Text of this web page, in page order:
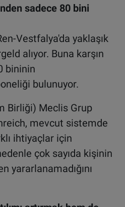
sadece 80 bini
Vestfalya'da yaklaşık
alıyor. Buna karşın
bininin
bulunuyor.
Birliği) Meclis Grup
mevcut sistemde
ihtiyaçlar için
çok sayıda kişinin
yararlanamadığını